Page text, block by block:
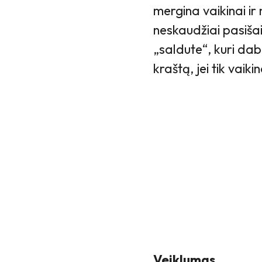
mergina vaikinai
neskaudžiai
„saldute“, kuri
kraštą, jei tik